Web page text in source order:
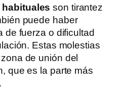
son tirantez
puede haber
de fuerza o dificultad
Estas molestias
de unión del
que es la parte más